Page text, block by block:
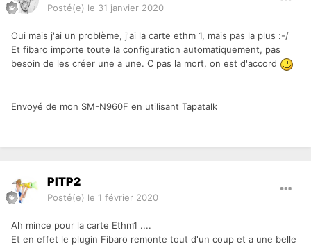
Posté(e) le 31 janvier 2020
Oui mais j'ai un problème, j'ai la carte ethm 1, mais pas la plus :-/
Et fibaro importe toute la configuration automatiquement, pas
besoin de les créer une a une. C pas la mort, on est d'accord
Envoyé de mon SM-N960F en utilisant Tapatalk
PITP2
Posté(e) le 1 février 2020
Ah mince pour la carte Ethm1 ....
Et en effet le plugin Fibaro remonte tout d'un coup et a une belle